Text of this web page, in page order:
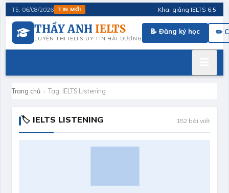
T5, 06/08/2026 TIN MỚI Khai giảng IELTS 6.5
THẦY ANH IELTS
LUYỆN THI IELTS UY TÍN HẢI DƯƠNG
📝 Đăng ký học ✏️
Trang chủ › Tag: IELTS Listening
🏷 IELTS LISTENING 152 bài viết